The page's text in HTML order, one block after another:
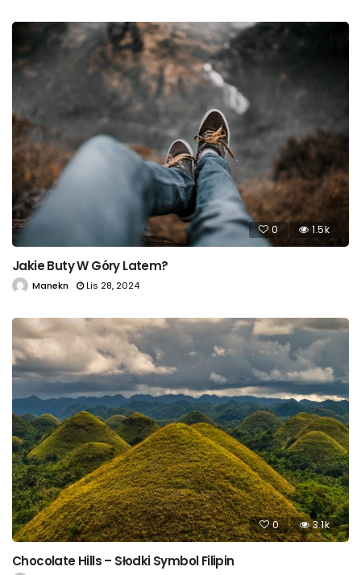
0 1.5k
Jakie Buty W Góry Latem?
Manekn Lis 28, 2024
0 3.1k
Chocolate Hills – Słodki Symbol Filipin